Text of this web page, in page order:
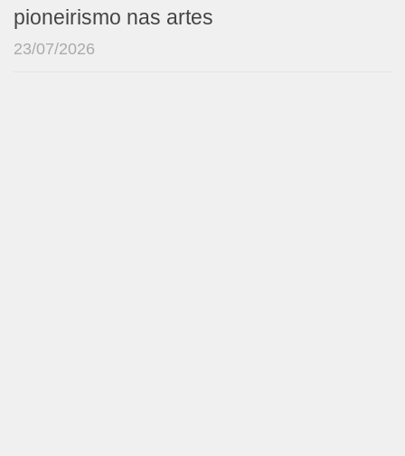
pioneirismo nas artes
23/07/2026